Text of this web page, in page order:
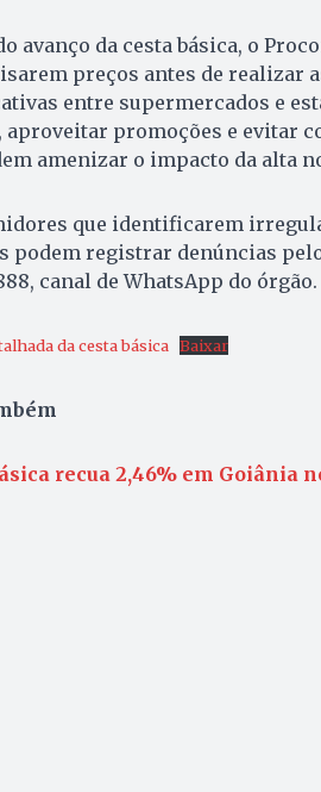
avanço da cesta básica, o
preços antes de realizar
entre supermercados e
aproveitar promoções e evitar
amenizar o impacto da alta
que identificarem
podem registrar denúncias
canal de WhatsApp do órgão.
da cesta básica Baixar
recua 2,46% em Goiânia